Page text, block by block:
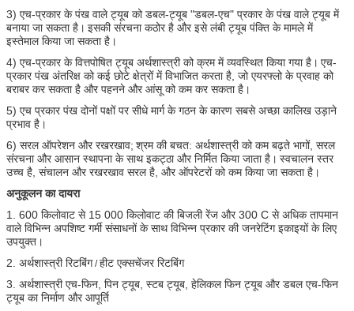
3) एच-प्रकार के पंख वाले ट्यूब को डबल-ट्यूब "डबल-एच" प्रकार के पंख वाले ट्यूब में
बनाया जा सकता है। इसकी संरचना कठोर है और इसे लंबी ट्यूब पंक्ति के मामले में
इस्तेमाल किया जा सकता है।
4) एच-प्रकार के वित्तपोषित ट्यूब अर्थशास्त्री को क्रम में व्यवस्थित किया गया है। एच-
प्रकार पंख अंतरिक्ष को कई छोटे क्षेत्रों में विभाजित करता है, जो एयरफ्लो के प्रवाह को
बराबर कर सकता है और पहनने और आंसू को कम कर सकता है।
5) एच प्रकार पंख दोनों पक्षों पर सीधे मार्ग के गठन के कारण सबसे अच्छा कालिख उड़ाने
प्रभाव है।
6) सरल ऑपरेशन और रखरखाव; श्रम की बचत: अर्थशास्त्री को कम बढ़ते भागों, सरल
संरचना और आसान स्थापना के साथ इकट्ठा और निर्मित किया जाता है। स्वचालन स्तर
उच्च है, संचालन और रखरखाव सरल है, और ऑपरेटरों को कम किया जा सकता है।
अनुकूलन का दायरा
1. 600 किलोवाट से 15 000 किलोवाट की बिजली रेंज और 300 C से अधिक तापमान
वाले विभिन्न अपशिष्ट गर्मी संसाधनों के साथ विभिन्न प्रकार की जनरेटिंग इकाइयों के लिए
उपयुक्त।
2. अर्थशास्त्री रिटबिंग/हीट एक्सचेंजर रिटबिंग
3. अर्थशास्त्री एच-फिन, पिन ट्यूब, स्टब ट्यूब, हेलिकल फिन ट्यूब और डबल एच-फिन
ट्यूब का निर्माण और आपूर्ति